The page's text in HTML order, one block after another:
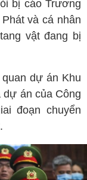
bị cáo Trương
và cá nhân
vật đang bị
dự án Khu
án của Công
đoạn chuyển